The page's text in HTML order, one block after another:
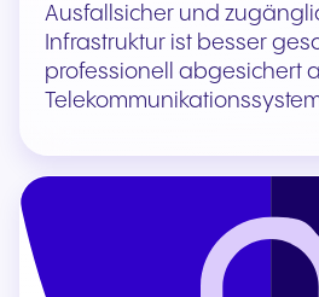
Ausfallsicher und
Infrastruktur ist besser
professionell abgesichert